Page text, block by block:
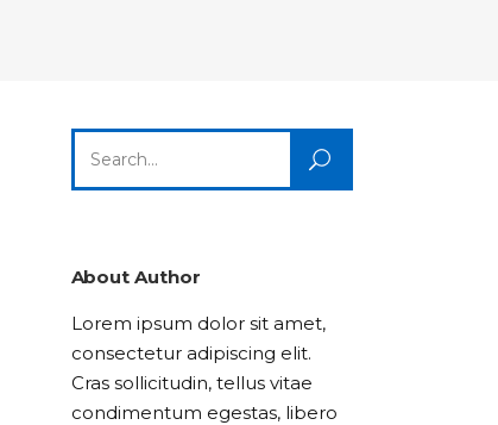
Lists
Highlights
Lists
Title & Subtitle
Title & Subtitle
for:
About Author
Lorem ipsum dolor sit amet,
consectetur adipiscing elit.
Cras sollicitudin, tellus vitae
condimentum egestas, libero